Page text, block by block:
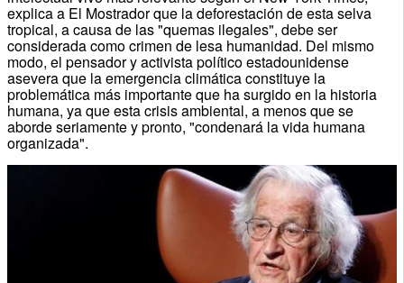
explica a El Mostrador que la deforestación de esta selva
tropical, a causa de las "quemas ilegales", debe ser
considerada como crimen de lesa humanidad. Del mismo
modo, el pensador y activista político estadounidense
asevera que la emergencia climática constituye la
problemática más importante que ha surgido en la historia
humana, ya que esta crisis ambiental, a menos que se
aborde seriamente y pronto, "condenará la vida humana
organizada".